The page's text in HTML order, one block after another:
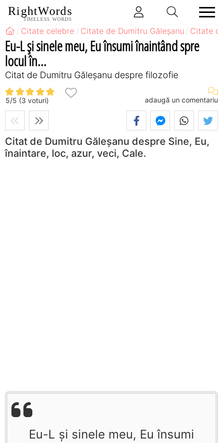
RightWords
TIMELESS WORDS
Citate celebre Citate de Dumitru Găleşanu Citate
Eu-L şi sinele meu, Eu însumi înaintând spre
locul în...
Citat de Dumitru Găleşanu despre filozofie
5/5 (3 voturi) adaugă un comentariu
Citat de Dumitru Găleșanu despre Sine, Eu,
înaintare, loc, azur, veci, Cale.
Eu-L şi sinele meu, Eu însumi